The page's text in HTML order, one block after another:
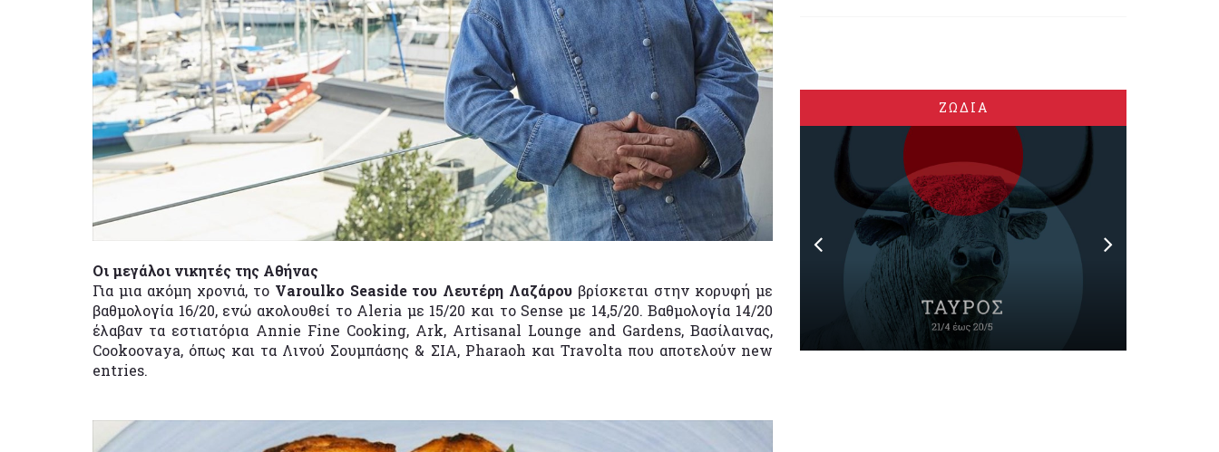
Οι μεγάλοι νικητές της Αθήνας
Για μια ακόμη χρονιά, το Varoulko Seaside του Λευτέρη Λαζάρου βρίσκεται στην κορυφή με
βαθμολογία 16/20, ενώ ακολουθεί το Aleria με 15/20 και το Sense με 14,5/20. Βαθμολογία 14/20
έλαβαν τα εστιατόρια Annie Fine Cooking, Ark, Artisanal Lounge and Gardens, Βασίλαινας,
Cookoovaya, όπως και τα Λινού Σουμπάσης & ΣΙΑ, Pharaoh και Travolta που αποτελούν new
entries.
ΖΩΔΙΑ